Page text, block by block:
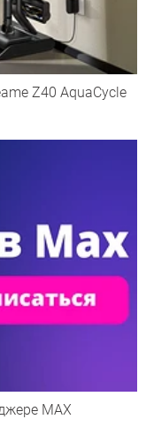
Z40 AquaCycle
МАХ